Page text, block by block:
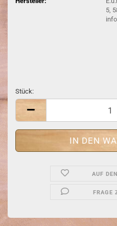
5,
Stück:
Stück
AUF
FRAGE